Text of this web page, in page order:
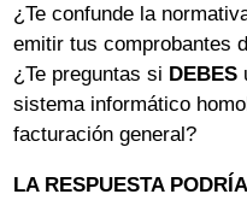
¿Te confunde la
emitir tus comprobantes
¿Te preguntas si DEBES
sistema informático
facturación general?
LA RESPUESTA